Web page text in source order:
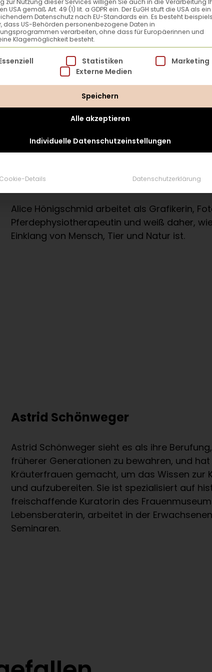
erweitert.
Alice Hönigschmid
Alice Hönigschmid arbeitet als Grafikerin,
Pferdephysiotherapeutin und weiß daher,
Einklang von Mensch, Tier und Natur ist.
Astrid Schönweger
Astrid Schönweger sieht es als ihre
früherer Generationen zu bewahren, und
Kräuterfrauen gemacht, um das Wissen zur
und aufzubereiten. Sie ist spezialisiert auf
freischaffende Kuratorin des
Lebensberaterin, arbeitet in der
Seminaren.
USA gemäß Art. 49 (1) lit. a GDPR ein. Der EuGH stuft die USA als
Datenschutz nach EU-Standards ein. Es besteht
dass US-Behörden personenbezogene Daten in
verarbeiten, ohne dass für Europäerinnen und
Klagemöglichkeit besteht.
eine Liste der Service-Gruppen, für die eine
Statistiken
Marketing
Externe Medien
Speichern
Alle akzeptieren
Individuelle Datenschutzeinstellungen
Cookie-Details Datenschutzerklärung